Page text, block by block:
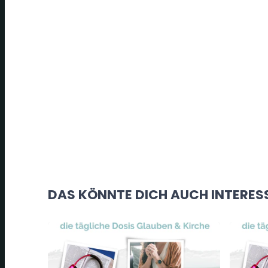
DAS KÖNNTE DICH AUCH